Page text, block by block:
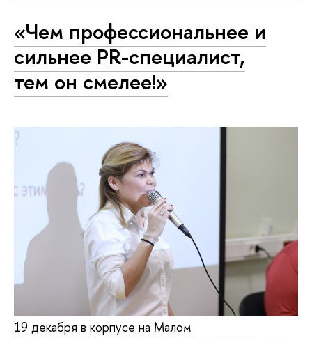
«Чем профессиональнее и
сильнее PR-специалист,
тем он смелее!»
19 декабря в корпусе на Малом